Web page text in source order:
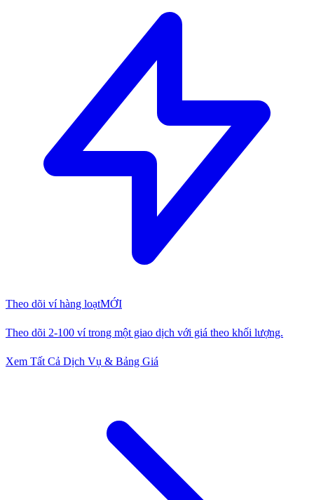
Theo dõi ví hàng loạtMỚI
Theo dõi 2-100 ví trong một giao dịch với giá theo khối lượng.
Xem Tất Cả Dịch Vụ & Bảng Giá